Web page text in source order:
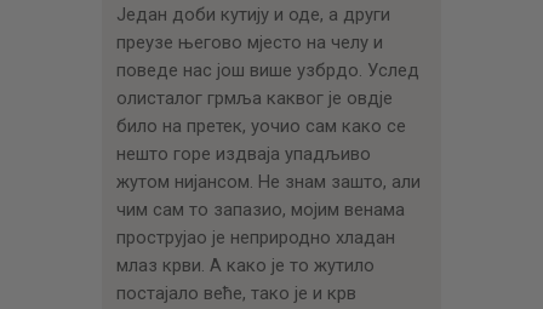
Један доби кутију и оде, а други
преузе његово мјесто на челу и
поведе нас још више узбрдо. Услед
олисталог грмља каквог је овдје
било на претек, уочио сам како се
нешто горе издваја упадљиво
жутом нијансом. Не знам зашто, али
чим сам то запазио, мојим венама
прострујао је неприродно хладан
млаз крви. А како је то жутило
постајало веће, тако је и крв